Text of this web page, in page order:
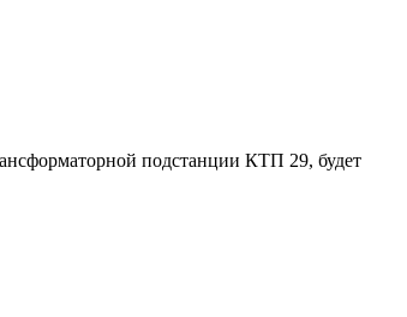
подстанции КТП 29, будет